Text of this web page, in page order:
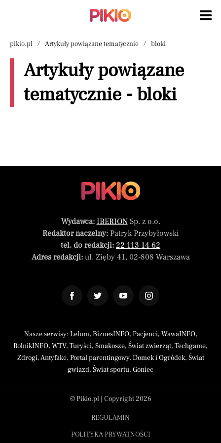
pikio.pl Artykuły powiązane tematycznie bloki
Artykuły powiązane
tematycznie - bloki
Wydawca: IBERIONSp. z o.o.
Redaktor naczelny:Patryk Przybyłowski
tel. do redakcji: 22 113 14 62
Adres redakcji:ul. Zięby 41, 02-808 Warszawa
Nasze serwisy: Lelum, BiznesINFO, Pacjenci, WawaINFO,
RolnikINFO, WTV, Turyści, Smakosze, Świat zwierząt, Techgame,
Zdrogi,Antyfake, Portal parentingowy, Domek i Ogródek, Świat
gwiazd, Świat sportu, Goniec
© Pikio.pl | Copyright 2026
REGULAMIN
POLITYKA PRYWATNOŚCI